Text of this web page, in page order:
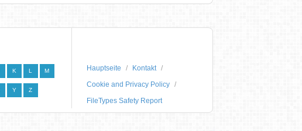
K L M
Y Z
Hauptseite
Kontakt
Cookie and Privacy Policy
FileTypes Safety Report